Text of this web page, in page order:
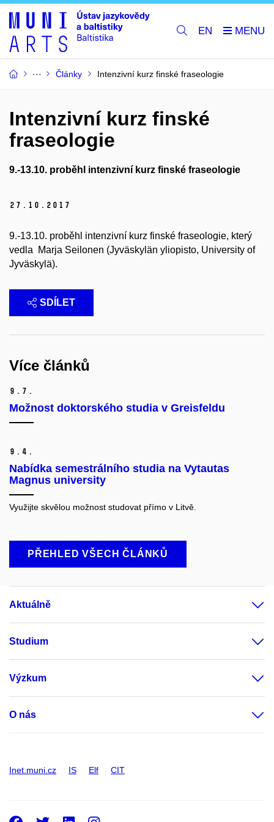
EN
Články Intenzivní kurz finské fraseologie
Intenzivní kurz finské
fraseologie
9.-13.10. proběhl intenzivní kurz finské fraseologie
27. 10. 2017
9.-13.10. proběhl intenzivní kurz finské fraseologie, který
vedla Marja Seilonen (Jyväskylän yliopisto, University of
Jyväskylä).
SDÍLET
Více článků
9. 7.
Možnost doktorského studia v Greisfeldu
9. 4.
Nabídka semestrálního studia na Vytautas
Magnus university
Využijte skvělou možnost studovat přímo v Litvě.
PŘEHLED VŠECH ČLÁNKŮ
Aktuálně
Studium
Výzkum
O nás
Inet.muni.cz IS Elf CIT